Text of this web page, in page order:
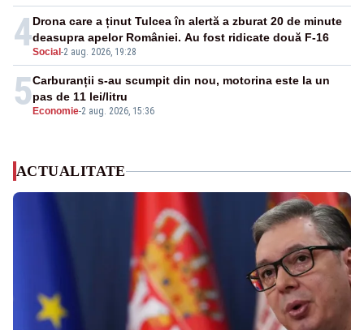
4Social -2 aug. 2026, 19:28
Drona care a ținut Tulcea în alertă a zburat 20 de minute
deasupra apelor României. Au fost ridicate două F-16
5 Economie-2 aug. 2026, 15:36
Carburanții s-au scumpit din nou, motorina este la un
pas de 11 lei/litru
ACTUALITATE